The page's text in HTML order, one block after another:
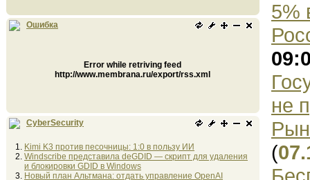
Ошибка
Error while retriving feed
http://www.membrana.ru/export/rss.xml
CyberSecurity
Kimi K3 против песочницы: 1:0 в пользу ИИ
Windscribe представила deGDID — скрипт для удаления
и блокировки GDID в Windows
Новый план Альтмана: отдать управление OpenAI
5%
не
(